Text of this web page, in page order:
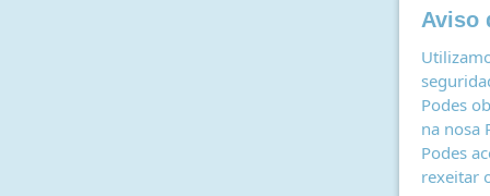
Aviso
Podes
na nosa
Podes
rexeitar